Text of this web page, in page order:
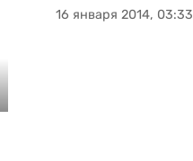
16 января 2014, 03:33